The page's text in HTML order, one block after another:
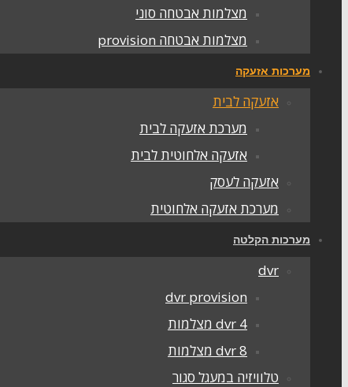
מצלמות אבטחה סוני
מצלמות אבטחה provision
מערכות אזעקה
אזעקה לבית
מערכת אזעקה לבית
אזעקה אלחוטית לבית
אזעקה לעסק
מערכת אזעקה אלחוטית
מערכות הקלטה
dvr
dvr provision
dvr 4 מצלמות
dvr 8 מצלמות
טלוויזיה במעגל סגור